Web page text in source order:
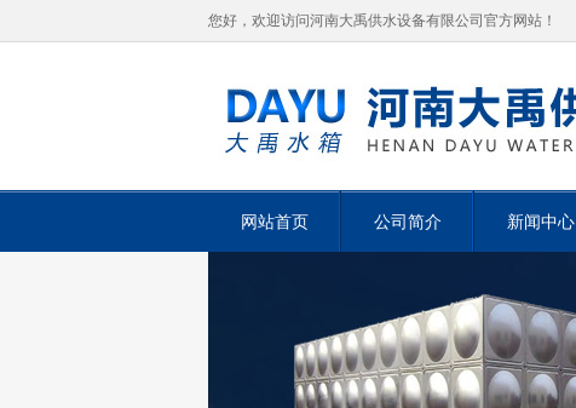
您好，欢迎访问河南大禹供水设备有限公司官方网站！
网站首页 公司简介 新闻中心